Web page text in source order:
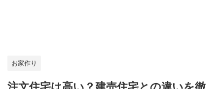
お家作り